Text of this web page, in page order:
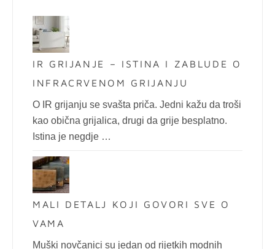
IR GRIJANJE – ISTINA I ZABLUDE O
INFRACRVENOM GRIJANJU
O IR grijanju se svašta priča. Jedni kažu da troši
kao obična grijalica, drugi da grije besplatno.
Istina je negdje …
MALI DETALJ KOJI GOVORI SVE O
VAMA
Muški novčanici su jedan od rijetkih modnih